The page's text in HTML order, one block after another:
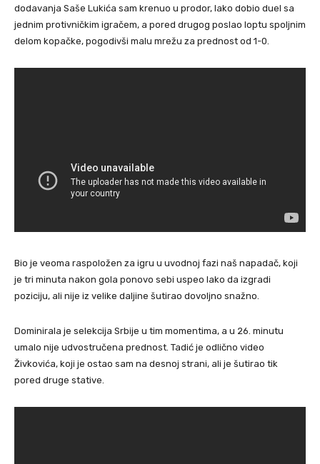
dodavanja Saše Lukića sam krenuo u prodor, lako dobio duel sa
jednim protivničkim igračem, a pored drugog poslao loptu spoljnim
delom kopačke, pogodivši malu mrežu za prednost od 1-0.
Bio je veoma raspoložen za igru u uvodnoj fazi naš napadač, koji
je tri minuta nakon gola ponovo sebi uspeo lako da izgradi
poziciju, ali nije iz velike daljine šutirao dovoljno snažno.
Dominirala je selekcija Srbije u tim momentima, a u 26. minutu
umalo nije udvostručena prednost. Tadić je odlično video
Živkovića, koji je ostao sam na desnoj strani, ali je šutirao tik
pored druge stative.